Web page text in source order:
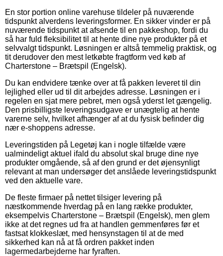
En stor portion online varehuse tildeler på nuværende
tidspunkt alverdens leveringsformer. En sikker vinder er på
nuværende tidspunkt at afsende til en pakkeshop, fordi du
så har fuld fleksibilitet til at hente dine nye produkter på et
selvvalgt tidspunkt. Løsningen er altså temmelig praktisk, og
tit derudover den mest letkøbte fragtform ved køb af
Charterstone – Brætspil (Engelsk).
Du kan endvidere tænke over at få pakken leveret til din
lejlighed eller ud til dit arbejdes adresse. Løsningen er i
regelen en sjat mere pebret, men også yderst let gængelig.
Den prisbilligste leveringsudgave er unægtelig at hente
varerne selv, hvilket afhænger af at du fysisk befinder dig
nær e-shoppens adresse.
Leveringstiden på Legetøj kan i nogle tilfælde være
ualmindeligt aktuel ifald du absolut skal bruge dine nye
produkter omgående, så af den grund er det øjensynligt
relevant at man undersøger det anslåede leveringstidspunkt
ved den aktuelle vare.
De fleste firmaer på nettet tilsiger levering på
næstkommende hverdag på en lang række produkter,
eksempelvis Charterstone – Brætspil (Engelsk), men glem
ikke at det regnes ud fra at handlen gemmenføres før et
fastsat klokkeslæt, med hensynstagen til at de med
sikkerhed kan nå at få ordren pakket inden
lagermedarbejderne har fyraften.